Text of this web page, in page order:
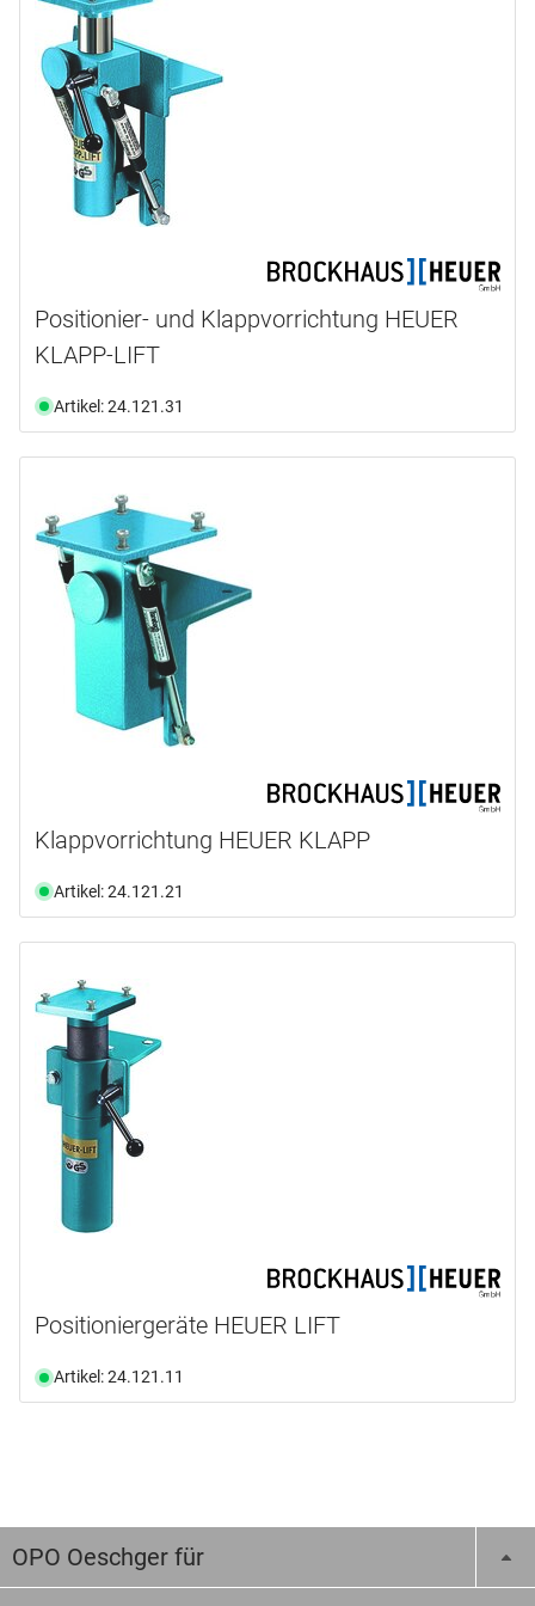
Positionier- und Klappvorrichtung HEUER
KLAPP-LIFT
Artikel: 24.121.31
Klappvorrichtung HEUER KLAPP
Artikel: 24.121.21
Positioniergeräte HEUER LIFT
Artikel: 24.121.11
OPO Oeschger für